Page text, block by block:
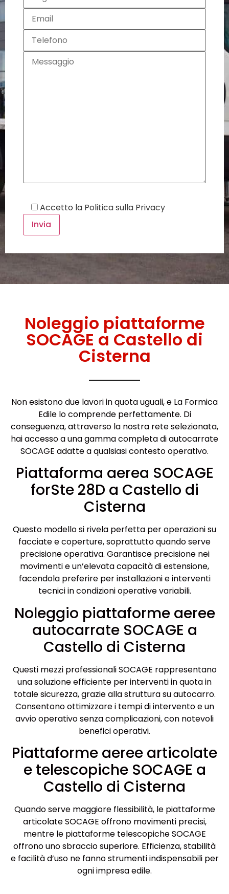
Accetto la Politica sulla Privacy
Noleggio piattaforme
SOCAGE a Castello di
Cisterna
Non esistono due lavori in quota uguali, e La Formica
Edile lo comprende perfettamente. Di
conseguenza, attraverso la nostra rete selezionata,
hai accesso a una gamma completa di autocarrate
SOCAGE adatte a qualsiasi contesto operativo.
Piattaforma aerea SOCAGE
forSte 28D a Castello di
Cisterna
Questo modello si rivela perfetta per operazioni su
facciate e coperture, soprattutto quando serve
precisione operativa. Garantisce precisione nei
movimenti e un’elevata capacità di estensione,
facendola preferire per installazioni e interventi
tecnici in condizioni operative variabili.
Noleggio piattaforme aeree
autocarrate SOCAGE a
Castello di Cisterna
Questi mezzi professionali SOCAGE rappresentano
una soluzione efficiente per interventi in quota in
totale sicurezza, grazie alla struttura su autocarro.
Consentono ottimizzare i tempi di intervento e un
avvio operativo senza complicazioni, con notevoli
benefici operativi.
Piattaforme aeree articolate
e telescopiche SOCAGE a
Castello di Cisterna
Quando serve maggiore flessibilità, le piattaforme
articolate SOCAGE offrono movimenti precisi,
mentre le piattaforme telescopiche SOCAGE
offrono uno sbraccio superiore. Efficienza, stabilità
e facilità d’uso ne fanno strumenti indispensabili per
ogni impresa edile.